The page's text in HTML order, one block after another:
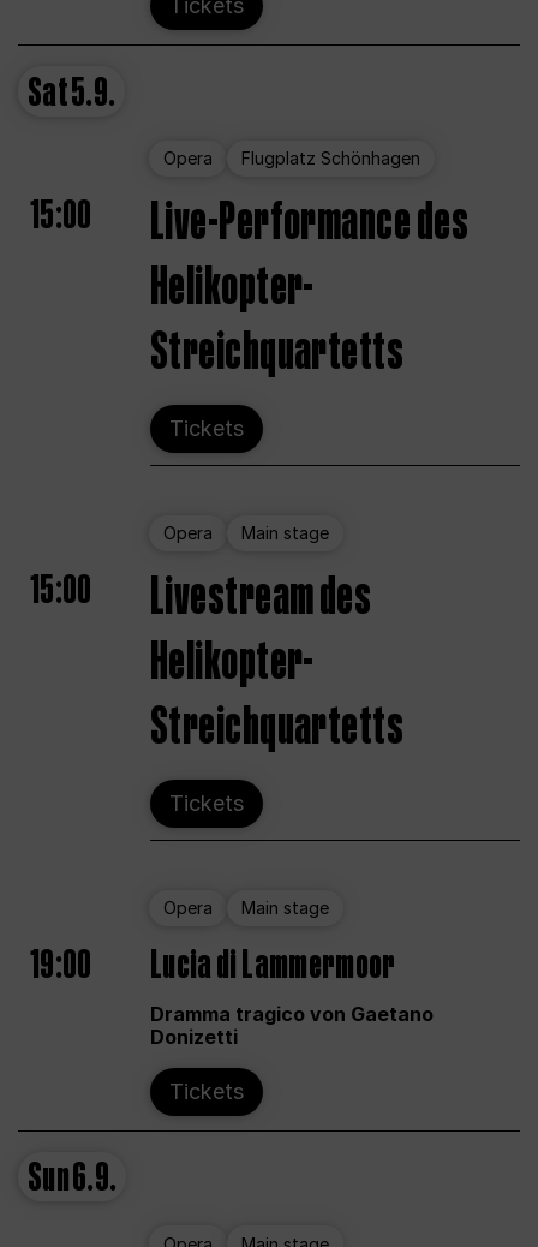
Tickets
Sat5.9.
Opera Flugplatz Schönhagen
15:00
Live-Performance des
Helikopter-
Streichquartetts
Tickets
Opera Main stage
15:00
Livestream des
Helikopter-
Streichquartetts
Tickets
Opera Main stage
19:00 Lucia di Lammermoor
Dramma tragico von Gaetano
Donizetti
Tickets
Sun6.9.